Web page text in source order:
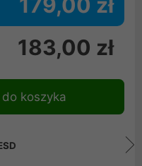
183,00 zł
koszyka